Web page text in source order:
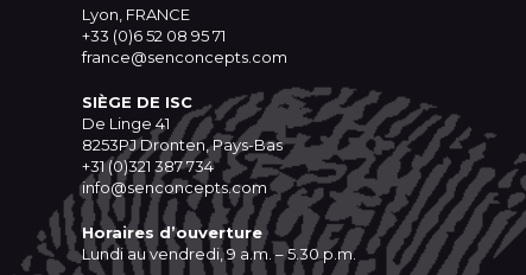
Lyon, FRANCE
+33 (0)6 52 08 95 71
france@senconcepts.com
SIÈGE DE ISC
De Linge 41
8253PJ Dronten, Pays-Bas
+31 (0)321 387 734
info@senconcepts.com
Horaires d’ouverture
Lundi au vendredi, 9 a.m. – 5.30 p.m.